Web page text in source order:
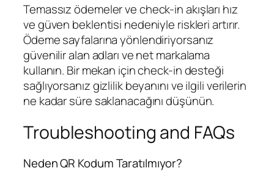
Temassız ödemeler ve check-in akışları hız
ve güven beklentisi nedeniyle riskleri artırır.
Ödeme sayfalarına yönlendiriyorsanız
güvenilir alan adları ve net markalama
kullanın. Bir mekan için check-in desteği
sağlıyorsanız gizlilik beyanını ve ilgili verilerin
ne kadar süre saklanacağını düşünün.
Troubleshooting and FAQs
Neden QR Kodum Taratılmıyor?